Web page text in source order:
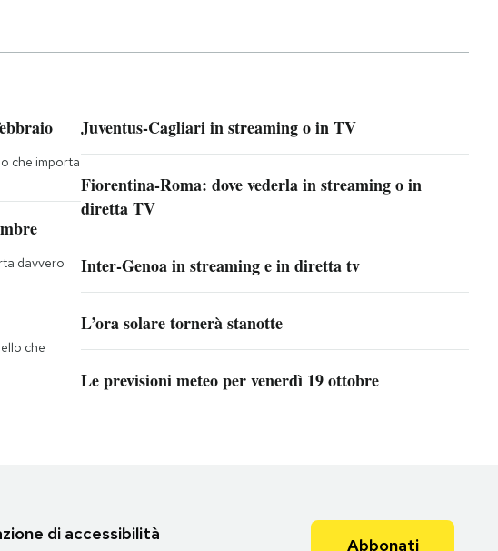
che importa
davvero
che
Juventus-Cagliari in streaming o in TV
Fiorentina-Roma: dove vederla in streaming o in
diretta TV
Inter-Genoa in streaming e in diretta tv
L’ora solare tornerà stanotte
Le previsioni meteo per venerdì 19 ottobre
di accessibilità
Abbonati